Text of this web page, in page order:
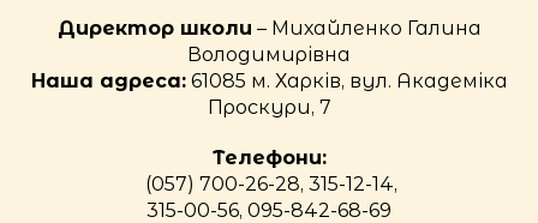
Директор школи – Михайленко Галина
Володимирівна
Наша адреса:61085 м. Харків, вул. Академіка
Проскури, 7
Телефони:
(057) 700-26-28, 315-12-14,
315-00-56, 095-842-68-69